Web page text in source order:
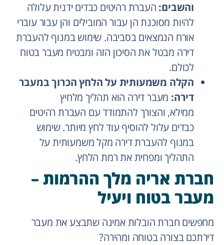
והשבים: העברת רהיטים כבדים ידנית עלולה
להיות מסוכנת הן עבור המובילים והן עבור עוברי
אורח הנמצאים בסביבה. שימוש במנוף להעברת
דירה מבטל את הסיכון הזה ומבטיח מעבר בטוח
לכולם.
הקלה משמעותית על הלחץ הכרוך במעבר
דירה: מעבר דירה הוא תהליך מלחיץ
ממילא, והצורך להתמודד עם העברת רהיטים
כבדים עלול להוסיף עוד לחץ מיותר. שימוש
במנוף להעברת דירה מקל משמעותית על
התהליך ומפחית את רמת הלחץ.
חברת אריה מלך ההרמות –
מעבר בטוח ויעיל
מחפשים חברת הובלות אמינה שתבצע את מעבר
דירתכם בצורה בטוחה ומהירה?